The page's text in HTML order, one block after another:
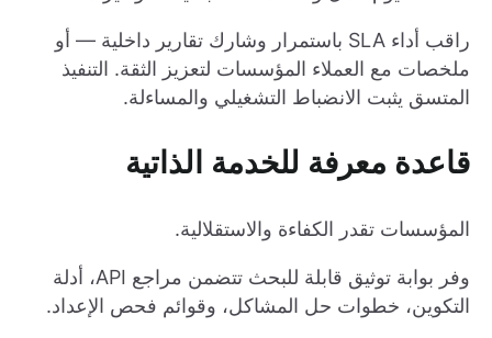
راقب أداء SLA باستمرار وشارك تقارير داخلية — أو
ملخصات مع العملاء المؤسسات لتعزيز الثقة. التنفيذ
المتسق يثبت الانضباط التشغيلي والمساءلة.
قاعدة معرفة للخدمة الذاتية
المؤسسات تقدر الكفاءة والاستقلالية.
وفر بوابة توثيق قابلة للبحث تتضمن مراجع API، أدلة
التكوين، خطوات حل المشاكل، وقوائم فحص الإعداد.